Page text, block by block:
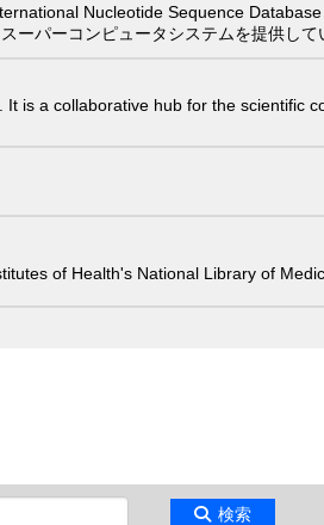
Nucleotide Sequence
パーコンピュータシステムを提供して
is a collaborative hub for the scientific
of Health's National Library of
検索